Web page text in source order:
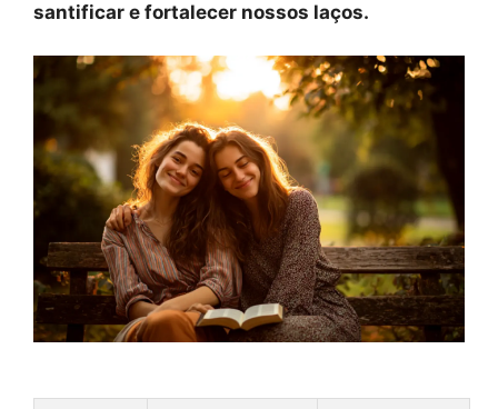
santificar e fortalecer nossos laços.